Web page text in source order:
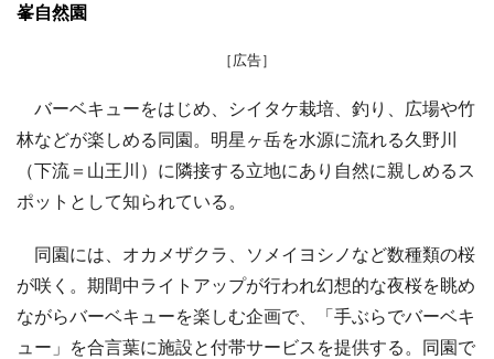
峯自然園
［広告］
バーベキューをはじめ、シイタケ栽培、釣り、広場や竹
林などが楽しめる同園。明星ヶ岳を水源に流れる久野川
（下流＝山王川）に隣接する立地にあり自然に親しめるス
ポットとして知られている。
同園には、オカメザクラ、ソメイヨシノなど数種類の桜
が咲く。期間中ライトアップが行われ幻想的な夜桜を眺め
ながらバーベキューを楽しむ企画で、「手ぶらでバーベキ
ュー」を合言葉に施設と付帯サービスを提供する。同園で